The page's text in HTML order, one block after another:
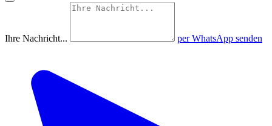
Ihre Nachricht... per WhatsApp senden